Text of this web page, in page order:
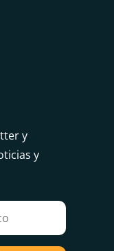
y
y